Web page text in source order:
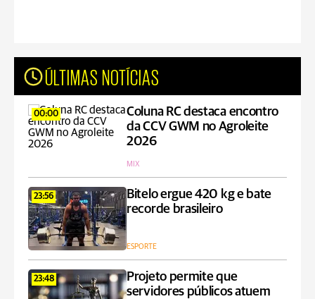
ÚLTIMAS NOTÍCIAS
00:00
Coluna RC destaca encontro
da CCV GWM no Agroleite
2026
MIX
23:56
Bitelo ergue 420 kg e bate
recorde brasileiro
ESPORTE
23:48
Projeto permite que
servidores públicos atuem